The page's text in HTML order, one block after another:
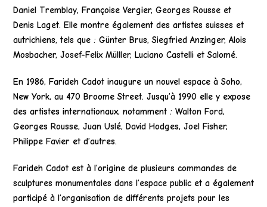
Daniel Tremblay, Françoise Vergier, Georges Rousseet
Denis Laget. Elle montre également des artistes suisses et
autrichiens, tels que : Günter Brus, Siegfried Anzinger, Alois
Mosbacher, Josef-Felix Mülller, Luciano Castelli et Salomé.
En 1986, Farideh Cadot inaugure un nouvel espace à Soho,
New York, au 470 Broome Street. Jusqu’à 1990 elle y expose
des artistes internationaux, notamment : Walton Ford,
Georges Rousse, Juan Uslé, David Hodges, Joel Fisher,
Philippe Favieret d’autres.
Farideh Cadot est à l’origine de plusieurs commandes de
sculptures monumentales dans l’espace publicet a également
participé à l’organisation de différents projets pour les